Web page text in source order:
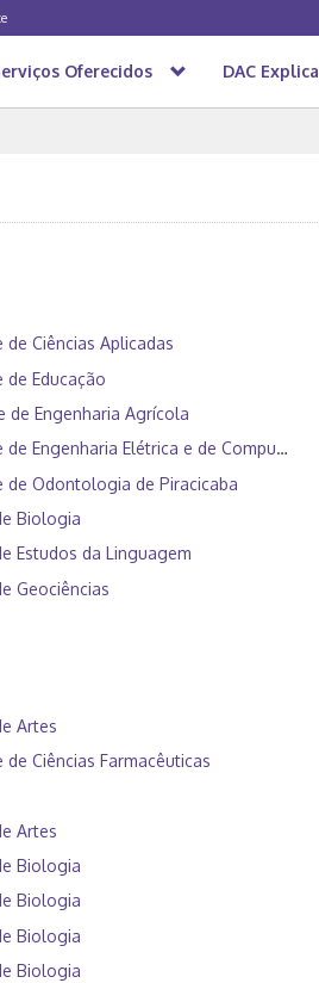
Oferecidos DAC Explica
de Ciências Aplicadas
de Educação
de Engenharia Agrícola
Engenharia Elétrica e de Computação
de Odontologia de Piracicaba
Biologia
Estudos da Linguagem
Geociências
Artes
de Ciências Farmacêuticas
Artes
Biologia
Biologia
Biologia
Biologia